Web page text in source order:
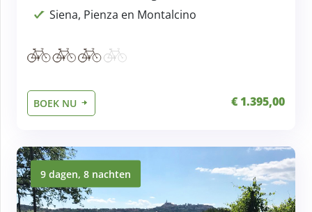
Siena, Pienza en Montalcino
BOEK NU € 1.395,00
9 dagen, 8 nachten